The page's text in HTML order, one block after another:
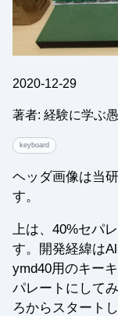
2020-12-29
著者: 経験に学ぶ
keyboard
ヘッダ画像は当
す。
上は、40%セパ
す。開発経緯は
ymd40用のキー
パレートにして
ろからスタート